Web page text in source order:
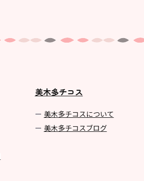
美木多チコス
美⽊多チコスについて
美⽊多チコスブログ